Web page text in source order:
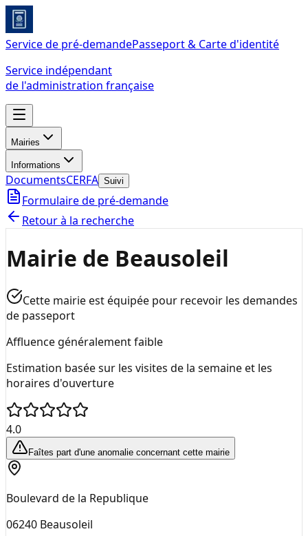
Service de pré-demandePasseport & Carte d'identité
Service indépendant
de l'administration française
Mairies
Informations
DocumentsCERFA Suivi
Formulaire de pré-demande
Retour à la recherche
Mairie de Beausoleil
Cette mairie est équipée pour recevoir les demandes
de passeport
Affluence généralement faible
Estimation basée sur les visites de la semaine et les
horaires d'ouverture
4.0
Faîtes part d'une anomalie concernant cette mairie
Boulevard de la Republique
06240 Beausoleil